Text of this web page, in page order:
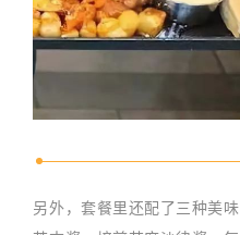
另外，套餐里还配了三种美